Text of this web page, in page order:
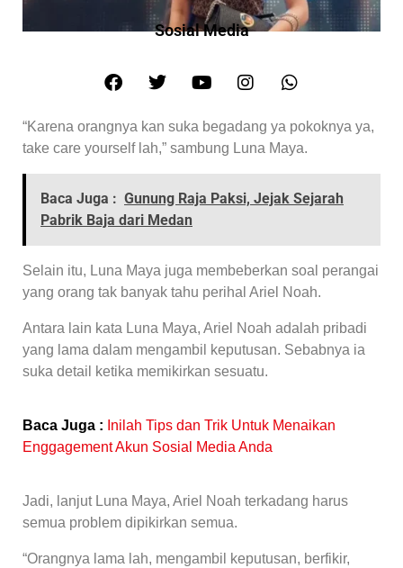
Sosial Media
“Karena orangnya kan suka begadang ya pokoknya ya,
take care yourself lah,” sambung Luna Maya.
Baca Juga : Gunung Raja Paksi, Jejak Sejarah
Pabrik Baja dari Medan
Selain itu, Luna Maya juga membeberkan soal perangai
yang orang tak banyak tahu perihal Ariel Noah.
Antara lain kata Luna Maya, Ariel Noah adalah pribadi
yang lama dalam mengambil keputusan. Sebabnya ia
suka detail ketika memikirkan sesuatu.
Baca Juga : Inilah Tips dan Trik Untuk Menaikan
Enggagement Akun Sosial Media Anda
Jadi, lanjut Luna Maya, Ariel Noah terkadang harus
semua problem dipikirkan semua.
“Orangnya lama lah, mengambil keputusan, berfikir,